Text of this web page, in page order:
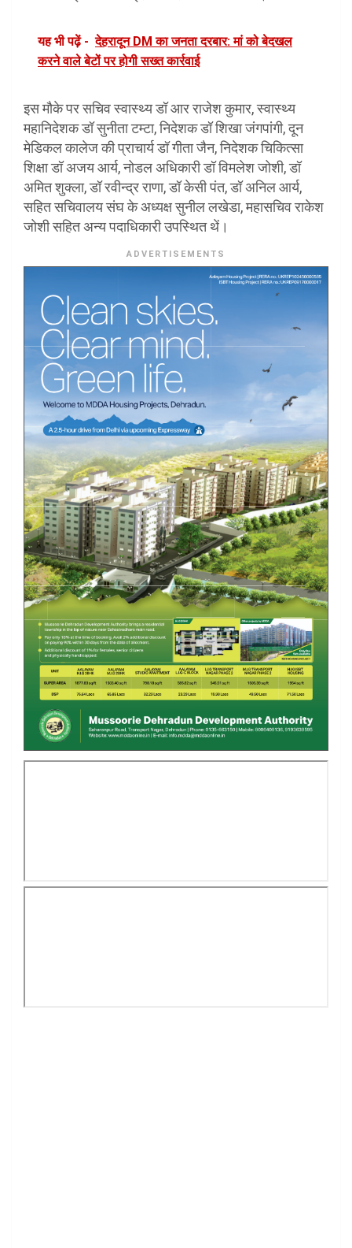
यह भी पढ़ें - देहरादून DM का जनता दरबार: मां को बेदखल
करने वाले बेटों पर होगी सख्त कार्रवाई
इस मौके पर सचिव स्वास्थ्य डॉ आर राजेश कुमार, स्वास्थ्य
महानिदेशक डॉ सुनीता टम्टा, निदेशक डॉ शिखा जंगपांगी, दून
मेडिकल कालेज की प्राचार्य डॉ गीता जैन, निदेशक चिकित्सा
शिक्षा डॉ अजय आर्य, नोडल अधिकारी डॉ विमलेश जोशी, डॉ
अमित शुक्ला, डॉ रवीन्द्र राणा, डॉ केसी पंत, डॉ अनिल आर्य,
सहित सचिवालय संघ के अध्यक्ष सुनील लखेडा, महासचिव राकेश
जोशी सहित अन्य पदाधिकारी उपस्थित थें।
ADVERTISEMENTS